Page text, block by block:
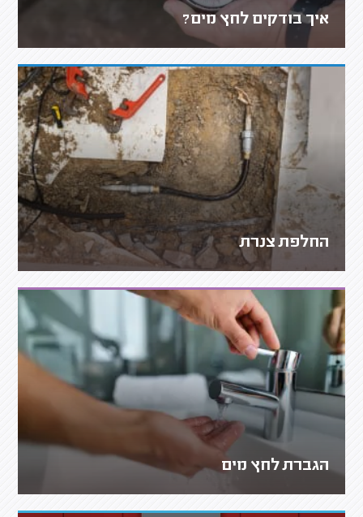
איך בודקים לחץ מים?
החלפת צנרת
הגברת לחץ מים